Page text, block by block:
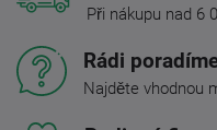
Při nákupu nad 6
Rádi
Najděte vhodnou